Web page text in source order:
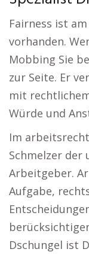
Fairness ist
vorhanden.
Mobbing Sie
zur Seite. Er
mit
Würde und
Im
Schmelzer
Arbeitgeber.
Aufgabe,
Dschungel ist